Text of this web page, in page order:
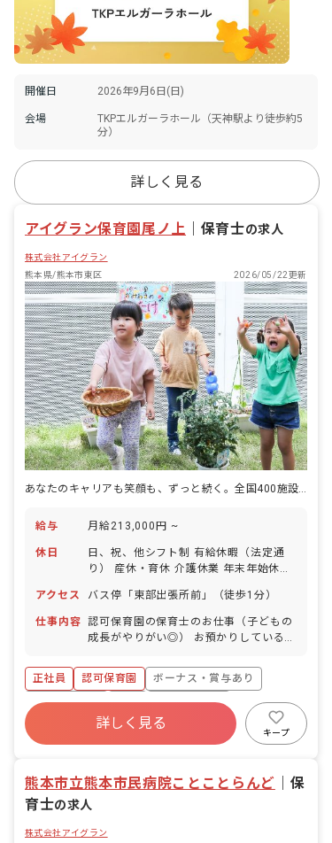
開催日 2026年9月6日(日)
会場
TKPエルガーラホール（天神駅より徒歩約5
分）
詳しく見る
アイグラン保育園尾ノ上 保育士の求人
株式会社アイグラン
熊本県/熊本市東区
2026/05/22更新
あなたのキャリアも笑顔も、ずっと続く。全国400施設以上運営の安心基盤。
給与 月給213,000円 ~
休日
日、祝、他シフト制 有給休暇（法定通
り） 産休・育休 介護休業 年末年始休暇
能性有
アクセス バス停「東部出張所前」（徒歩1分）
仕事内容 認可保育園の保育士のお仕事（子どもの
成長がやりがい◎） お預かりしている子
・食事・睡眠・排泄・清潔・衣類の着脱
等 ・集団生活を通じた社会性の装着 ・
行事の計画・実行、お知らせの作成
正社員 認可保育園
ボーナス・賞与あり
社会保険完備
有給
福利厚生充実
昇給昇進あり
産休育休制度
詳しく見る
キープ
熊本市立熊本市民病院ことことらんど
保
育士の求人
株式会社アイグラン